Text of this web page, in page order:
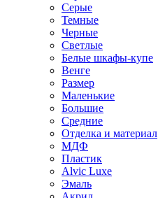
Серые
Темные
Черные
Светлые
Белые шкафы-купе
Венге
Размер
Маленькие
Большие
Средние
Отделка и материал
МДФ
Пластик
Alvic Luxe
Эмаль